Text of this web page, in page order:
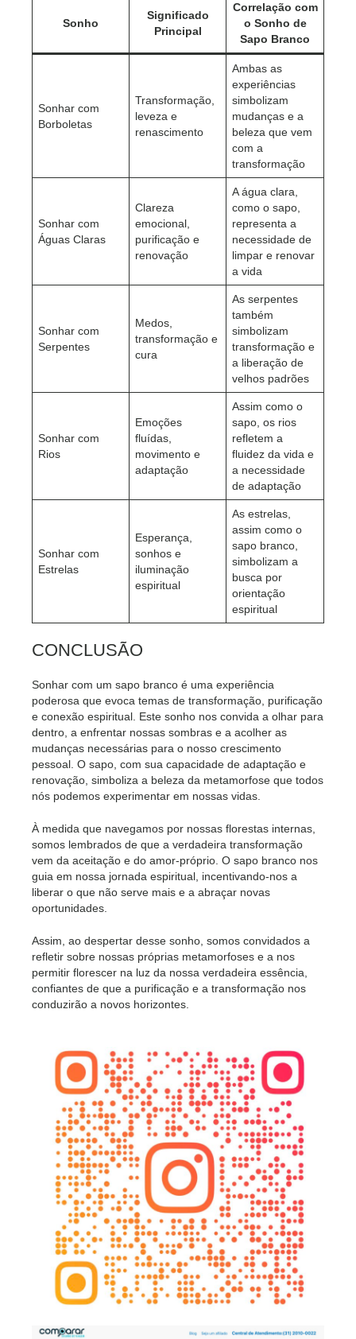
Sonho
Significado
Principal
Correlação com
o Sonho de
Sapo Branco
Sonhar com
Borboletas
Transformação,
leveza e
renascimento
Ambas as
experiências
simbolizam
mudanças e a
beleza que vem
com a
transformação
Sonhar com
Águas Claras
Clareza
emocional,
purificação e
renovação
A água clara,
como o sapo,
representa a
necessidade de
limpar e renovar
a vida
Sonhar com
Serpentes
Medos,
transformação e
cura
As serpentes
também
simbolizam
transformação e
a liberação de
velhos padrões
Sonhar com
Rios
Emoções
fluídas,
movimento e
adaptação
Assim como o
sapo, os rios
refletem a
fluidez da vida e
a necessidade
de adaptação
Sonhar com
Estrelas
Esperança,
sonhos e
iluminação
espiritual
As estrelas,
assim como o
sapo branco,
simbolizam a
busca por
orientação
espiritual
CONCLUSÃO
Sonhar com um sapo branco é uma experiência
poderosa que evoca temas de transformação, purificação
e conexão espiritual. Este sonho nos convida a olhar para
dentro, a enfrentar nossas sombras e a acolher as
mudanças necessárias para o nosso crescimento
pessoal. O sapo, com sua capacidade de adaptação e
renovação, simboliza a beleza da metamorfose que todos
nós podemos experimentar em nossas vidas.
À medida que navegamos por nossas florestas internas,
somos lembrados de que a verdadeira transformação
vem da aceitação e do amor-próprio. O sapo branco nos
guia em nossa jornada espiritual, incentivando-nos a
liberar o que não serve mais e a abraçar novas
oportunidades.
Assim, ao despertar desse sonho, somos convidados a
refletir sobre nossas próprias metamorfoses e a nos
permitir florescer na luz da nossa verdadeira essência,
confiantes de que a purificação e a transformação nos
conduzirão a novos horizontes.